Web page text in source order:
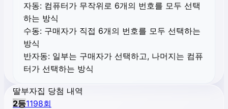
자동: 컴퓨터가 무작위로 6개의 번호를 모두 선택
하는 방식
수동: 구매자가 직접 6개의 번호를 모두 선택하는
방식
반자동: 일부는 구매자가 선택하고, 나머지는 컴퓨
터가 선택하는 방식
딸부자집 당첨 내역
2등1198회